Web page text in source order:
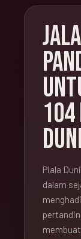
104
Piala
dalam